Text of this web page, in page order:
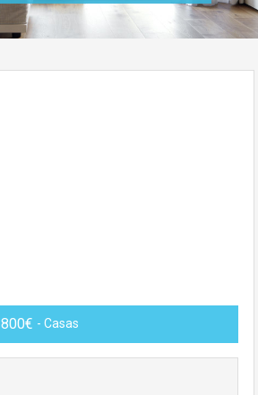
800€ - Casas